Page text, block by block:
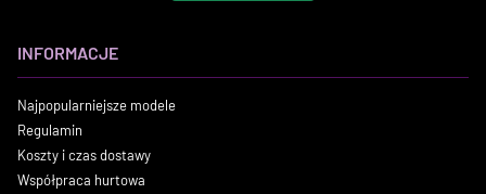
INFORMACJE
Najpopularniejsze modele
Regulamin
Koszty i czas dostawy
Współpraca hurtowa